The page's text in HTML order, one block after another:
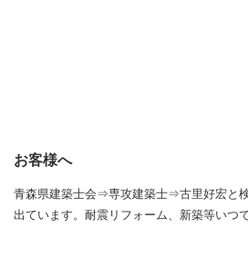
お客様へ
青森県建築士会⇒専攻建築士⇒古里好宏と
出ています。耐震リフォーム、新築等いつ